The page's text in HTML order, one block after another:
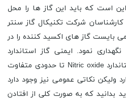
است که باید این گاز ها را محل
شرکت تکنیکال گاز سنتر
بایست گاز های اکسید کننده را در
نمود. ایمنی گاز استاندارد
نیتریک اکسید (NO)یا گاز استاندارد Nitric oxide تا حدودی متفاوت
ولیکن نکاتی عمومی نیز وجود دارد
بدانید که به صورت کلی از افتادن